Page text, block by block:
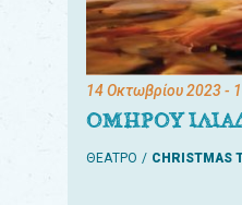
14 Οκτωβρίου 2023-
ΟΜΗΡΟΥ
ΘΕΑΤΡΟ CHRISTMAS